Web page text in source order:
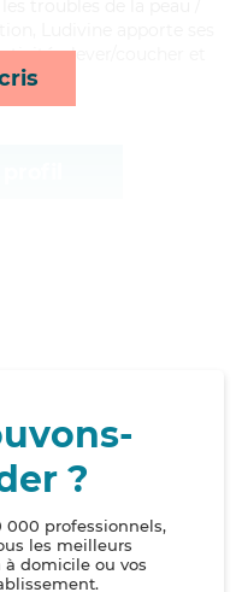
lever/coucher et
?
000 professionnels,
les meilleurs
domicile ou vos